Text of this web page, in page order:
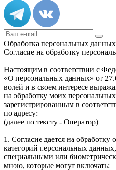
Обработка персональных данных
Согласие на обработку
Настоящим в соответствии с
«О персональных данных» от
волей и в своем интересе
на обработку моих
зарегистрированным в
по адресу:
(далее по тексту - Оператор).
1. Согласие дается на обработку
категорий персональных
специальными или
мною, которые могут включать: